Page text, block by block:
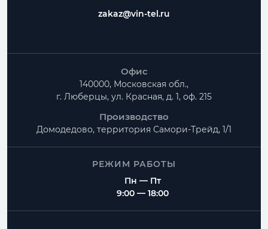
zakaz@vin-tel.ru
Офис
140000, Московская обл.,
г. Люберцы, ул. Красная, д. 1, оф. 215
Производство
Домодедово, территория Самори-Трейд, 1/1
РЕЖИМ РАБОТЫ
Пн — Пт
9:00 — 18:00